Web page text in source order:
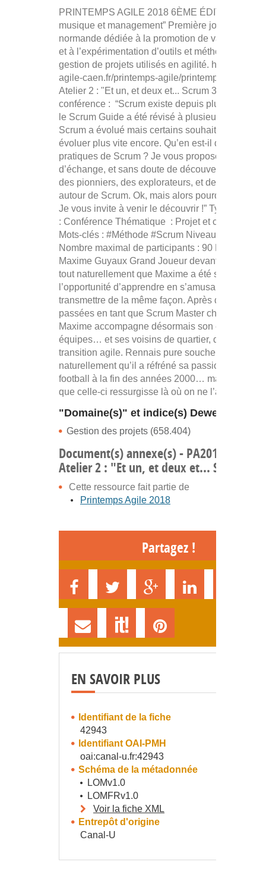
PRINTEMPS AGILE 2018 6ÈME ÉDITION
musique et management” Première journée
normande dédiée à la promotion de valeurs
et à l’expérimentation d’outils et méthodes de
gestion de projets utilisés en agilité. http://
agile-caen.fr/printemps-agile/printemps-agile-
Atelier 2 : "Et un, et deux et... Scrum 3.0 ! " La
conférence : “Scrum existe depuis plus de 20
le Scrum Guide a été révisé à plusieurs reprises.
Scrum a évolué mais certains souhaiteraient le
évoluer plus vite encore. Qu’en est-il de vos
pratiques de Scrum ? Je vous propose un
d’échange, et sans doute de découverte, sur la
des pionniers, des explorateurs, et des
autour de Scrum. Ok, mais alors pourquoi ce titre
Je vous invite à venir le découvrir !” Type
: Conférence Thématique : Projet et
Mots-clés : #Méthode #Scrum Niveau : Tout
Nombre maximal de participants : 90
Maxime Guyaux Grand Joueur devant l’éternel,
tout naturellement que Maxime a été séduit par
l’opportunité d’apprendre en s’amusant et de
transmettre de la même façon. Après des années
passées en tant que Scrum Master chez Orange,
Maxime accompagne désormais son entreprise,
équipes… et ses voisins de quartier, dans leur
transition agile. Rennais pure souche, c’est tout
naturellement qu’il a réfréné sa passion pour le
football à la fin des années 2000… mais il arrive
que celle-ci ressurgisse là où on ne l’attend pas !
"Domaine(s)" et indice(s) Dewey
Gestion des projets (658.404)
Document(s) annexe(s) - PA2018 | 03 -
Atelier 2 : "Et un, et deux et... Scrum
Cette ressource fait partie de
Printemps Agile 2018
Partagez !
EN SAVOIR PLUS
Identifiant de la fiche
42943
Identifiant OAI-PMH
oai:canal-u.fr:42943
Schéma de la métadonnée
LOMv1.0
LOMFRv1.0
Voir la fiche XML
Entrepôt d'origine
Canal-U